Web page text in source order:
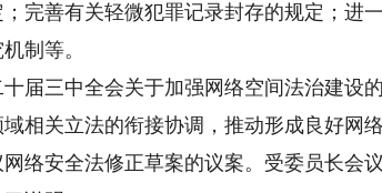
完善有关轻微犯罪记录封存的规定；进
制等。
三中全会关于加强网络空间法治建设
相关立法的衔接协调，推动形成良好网
络安全法修正草案的议案。受委员长会